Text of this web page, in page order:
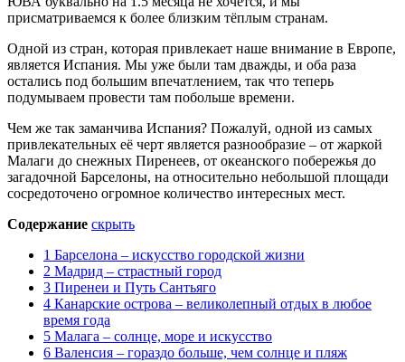
присматриваемся к более близким тёплым странам.
Одной из стран, которая привлекает наше внимание в Европе,
является Испания. Мы уже были там дважды, и оба раза
остались под большим впечатлением, так что теперь
подумываем провести там побольше времени.
Чем же так заманчива Испания? Пожалуй, одной из самых
привлекательных её черт является разнообразие – от жаркой
Малаги до снежных Пиренеев, от океанского побережья до
загадочной Барселоны, на относительно небольшой площади
сосредоточено огромное количество интересных мест.
Содержание скрыть
1 Барселона – искусство городской жизни
2 Мадрид – страстный город
3 Пиренеи и Путь Сантьяго
4 Канарские острова – великолепный отдых в любое
время года
5 Малага – солнце, море и искусство
6 Валенсия – гораздо больше, чем солнце и пляж